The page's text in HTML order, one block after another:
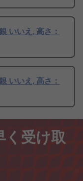
いいえ, 高さ：
いいえ, 高さ：
く受け取